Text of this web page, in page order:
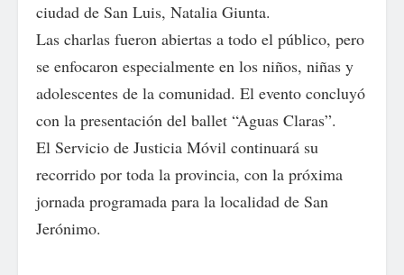
ciudad de San Luis, Natalia Giunta.
Las charlas fueron abiertas a todo el público, pero
se enfocaron especialmente en los niños, niñas y
adolescentes de la comunidad. El evento concluyó
con la presentación del ballet “Aguas Claras”.
El Servicio de Justicia Móvil continuará su
recorrido por toda la provincia, con la próxima
jornada programada para la localidad de San
Jerónimo.